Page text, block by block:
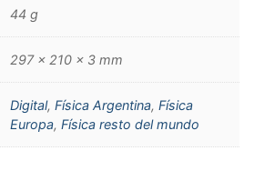
44 g
297 × 210 × 3 mm
Digital,Física Argentina,Física
Europa,Física resto del mundo